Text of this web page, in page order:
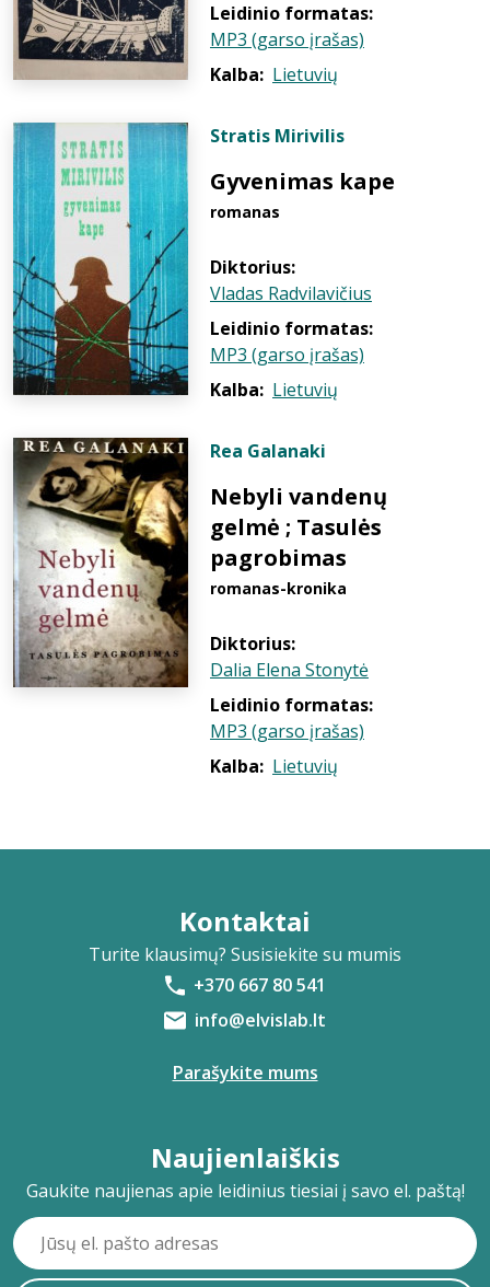
Leidinio formatas:
MP3 (garso įrašas)
Kalba: Lietuvių
Stratis Mirivilis
Gyvenimas kape
romanas
Diktorius:
Vladas Radvilavičius
Leidinio formatas:
MP3 (garso įrašas)
Kalba: Lietuvių
Rea Galanaki
Nebyli vandenų
gelmė ; Tasulės
pagrobimas
romanas-kronika
Diktorius:
Dalia Elena Stonytė
Leidinio formatas:
MP3 (garso įrašas)
Kalba: Lietuvių
Kontaktai
Turite klausimų? Susisiekite su mumis
+370 667 80 541
info@elvislab.lt
Parašykite mums
Naujienlaiškis
Gaukite naujienas apie leidinius tiesiai į savo el. paštą!